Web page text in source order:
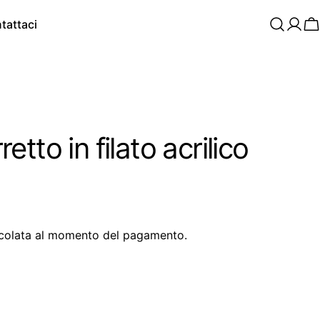
in filato acrilico
al momento del pagamento.